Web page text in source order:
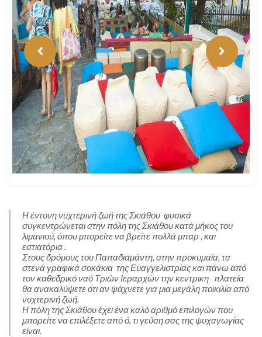
Η έντονη νυχτερινή ζωή της Σκιάθου φυσικά
συγκεντρώνεται στην πόλη της Σκιάθου κατά μήκος του
λιμανιού, όπου μπορείτε να βρείτε πολλά μπαρ , και
εστιατόρια .
Στους δρόμους του Παπαδιαμάντη, στην προκυμαία, τα
στενά γραφικά σοκάκια της Ευαγγελιστρίας και πάνω από
τον καθεδρικό ναό Τριών Ιεραρχών την κεντρικη πλατεία
θα ανακαλύψετε ότι αν ψάχνετε για μια μεγάλη ποικιλία από
νυχτερινή ζωή.
Η πόλη της Σκιάθου έχει ένα καλό αριθμό επιλογών που
μπορείτε να επιλέξετε από ό, τι γεύση σας της ψυχαγωγίας
είναι.